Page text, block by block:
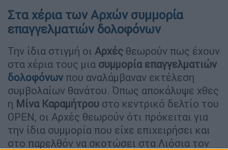
Στα χέρια των Αρχών συμμορία
επαγγελματιών δολοφόνων
Την ίδια στιγμή οι Αρχές θεωρούν πως έχουν
στα χέρια τους μια συμμορία επαγγελματιών
δολοφόνων που αναλάμβαναν εκτέλεση
συμβολαίων θανάτου. Όπως αποκάλυψε χθες
η Μίνα Καραμήτρου στο κεντρικό δελτίο του
OPEN, οι Αρχές θεωρούν ότι πρόκειται για
την ίδια συμμορία που είχε επιχειρήσει και
στο παρελθόν να σκοτώσει στα Λιόσια τον